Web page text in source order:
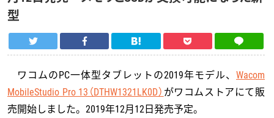
型
ワコムのPC一体型タブレットの2019年モデル、 Wacom
MobileStudio Pro 13（DTHW1321LK0D） がワコムストアにて販
売開始しました。2019年12月12日発売予定。